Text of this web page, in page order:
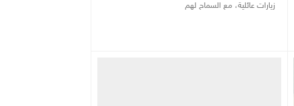
زيارات عائلية، مع السماح لهم